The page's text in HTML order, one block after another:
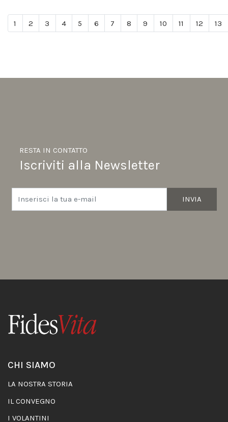
1 2 3 4 5 6 7 8 9 10 11 12 13
INVIA
RESTA IN CONTATTO
Iscriviti alla Newsletter
CHI SIAMO
LA NOSTRA STORIA
IL CONVEGNO
I VOLANTINI